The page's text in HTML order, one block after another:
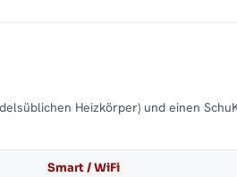
Heizkörper) und einen
Smart / WiFi